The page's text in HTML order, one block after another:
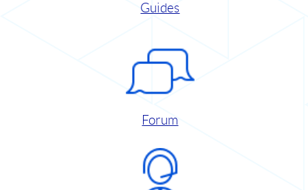
Guides
Forum